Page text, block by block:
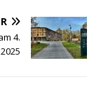
4.